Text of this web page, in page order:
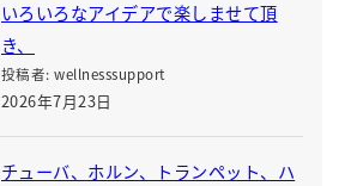
いろいろなアイデアで楽しませて頂
き、
投稿者: wellnesssupport
2026年7月23日
チューバ、ホルン、トランペット、ハ